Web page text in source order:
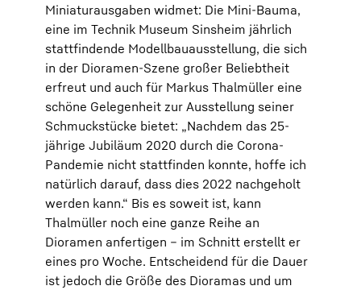
Miniaturausgaben widmet: Die Mini-Bauma,
eine im Technik Museum Sinsheim jährlich
stattfindende Modellbauausstellung, die sich
in der Dioramen-Szene großer Beliebtheit
erfreut und auch für Markus Thalmüller eine
schöne Gelegenheit zur Ausstellung seiner
Schmuckstücke bietet: „Nachdem das 25-
jährige Jubiläum 2020 durch die Corona-
Pandemie nicht stattfinden konnte, hoffe ich
natürlich darauf, dass dies 2022 nachgeholt
werden kann.“ Bis es soweit ist, kann
Thalmüller noch eine ganze Reihe an
Dioramen anfertigen – im Schnitt erstellt er
eines pro Woche. Entscheidend für die Dauer
ist jedoch die Größe des Dioramas und um